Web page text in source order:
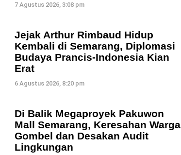
7 Agustus 2026, 3:08 pm
Jejak Arthur Rimbaud Hidup
Kembali di Semarang, Diplomasi
Budaya Prancis-Indonesia Kian
Erat
6 Agustus 2026, 8:20 pm
Di Balik Megaproyek Pakuwon
Mall Semarang, Keresahan Warga
Gombel dan Desakan Audit
Lingkungan